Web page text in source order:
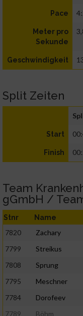
Pace
Meter pro
Sekunde
Geschwindigkeit
Split Zeiten
Start
Finish
Team
gGmbH /
Stnr Name
7820 Zachary
7799
Streikus
7808
Sprung
7795
Meschner
7784
Dorofeev
7789
Böhm